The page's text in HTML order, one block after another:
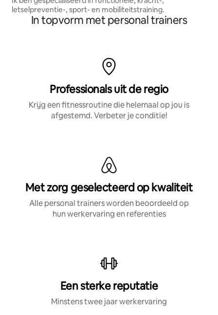
letselpreventie-, sport- en mobiliteitstraining.
In topvorm met personal trainers
Professionals uit de regio
Krijg een fitnessroutine die helemaal op jou is
afgestemd. Verbeter je conditie!
Met zorg geselecteerd op kwaliteit
Alle personal trainers worden beoordeeld op
hun werkervaring en referenties
Een sterke reputatie
Minstens twee jaar werkervaring